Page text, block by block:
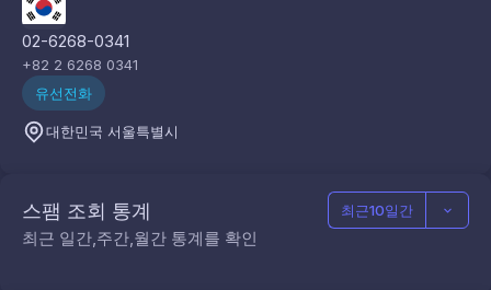
02-6268-0341
+82 2 6268 0341
유선전화
대한민국 서울특별시
스팸 조회 통계
최근 일간,주간,월간 통계를 확인
최근10일간